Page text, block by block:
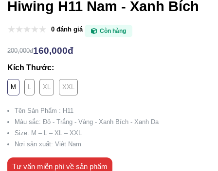
Hiwing H11 Nam - Xanh Bích
0 đánh giá Còn hàng
200,000đ160,000đ
Kích Thước:
M L XL XXL
Tên Sản Phẩm : H11
Màu sắc: Đỏ - Trắng - Vàng - Xanh Bích - Xanh Da
Size: M – L – XL – XXL
Nơi sản xuất: Việt Nam
Tư vấn miễn phí về sản phẩm